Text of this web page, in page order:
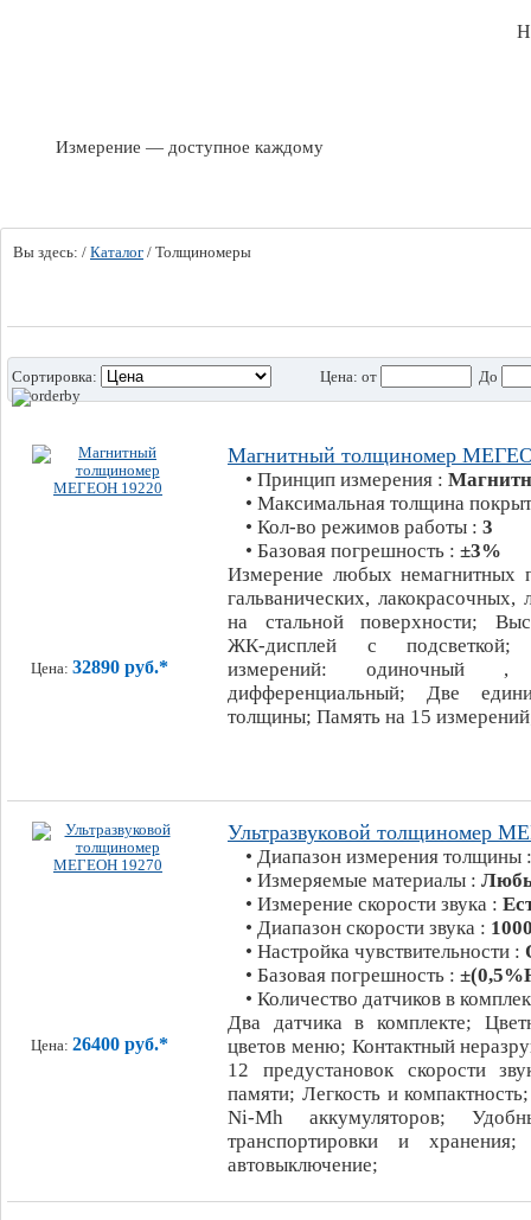
Измерение — доступное каждому
Вы здесь: / Каталог / Толщиномеры
Сортировка: Цена: от До
Цена: 32890 руб.*
Магнитный толщиномер
• Принцип измерения :
• Максимальная толщина
• Кол-во режимов работы : 3
• Базовая погрешность : ±3%
Измерение любых немагнитных
гальванических,
на стальной поверхности;
ЖК-дисплей с
измерений: одиночный ,
дифференциальный; Две
толщины; Память на 15
Цена: 26400 руб.*
Ультразвуковой толщиномер
• Диапазон измерения толщины
• Измеряемые материалы :
• Измерение скорости звука :
• Диапазон скорости звука :
• Настройка чувствительности :
• Базовая погрешность :
• Количество датчиков в
Два датчика в комплекте;
цветов меню; Контактный
12 предустановок скорости
памяти; Легкость и
Ni-Mh аккумуляторов;
транспортировки и хранения;
автовыключение;